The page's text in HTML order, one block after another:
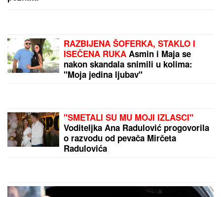
"DVA PUTA SU SE BORILI ZA MOJ ŽIVOT"Preživela
je gubitak bebe i rečenicu koja joj je slomila srce, a
danas ostavlja bolan period iza sebe i uživa u ulozi
bake